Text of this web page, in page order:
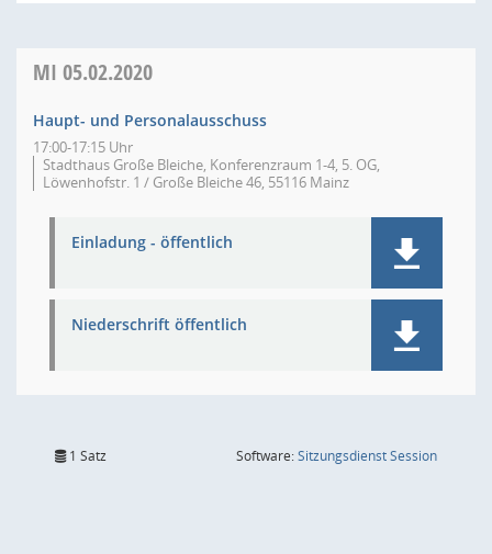
MI 05.02.2020
Haupt- und Personalausschuss
17:00-17:15 Uhr
Stadthaus Große Bleiche, Konferenzraum 1-4, 5. OG,
Löwenhofstr. 1 / Große Bleiche 46, 55116 Mainz
Einladung - öffentlich
Niederschrift öffentlich
1 Satz Software:SitzungsdienstSession(Wird in